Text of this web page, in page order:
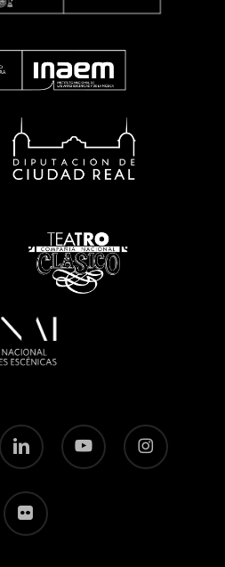
linkedin youtube instagram
flickr